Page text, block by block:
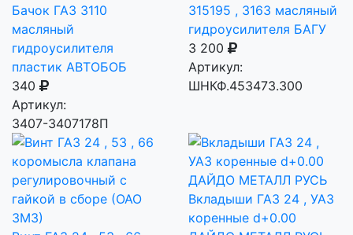
Бачок ГАЗ 3110
масляный
гидроусилителя
пластик АВТОБОБ
340
Артикул:
3407-3407178П
315195 , 3163 масляный
гидроусилителя БАГУ
3 200
Артикул:
ШНКФ.453473.300
Вкладыши ГАЗ 24 , УАЗ
коренные d+0.00